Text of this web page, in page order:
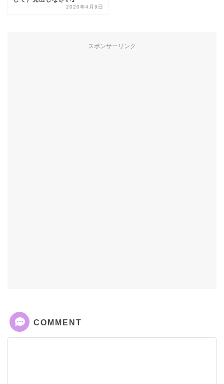
2020年4月9日
スポンサーリンク
COMMENT